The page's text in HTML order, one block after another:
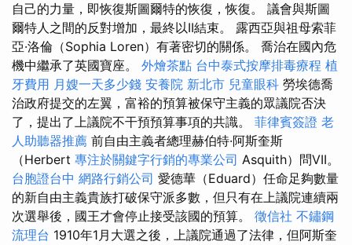
自己的力量，即恢復斯圖爾特的恢復，恢復。 議會與斯圖
爾特人之間的反對增加，最終以II結束。 露西亞與祖母索菲
亞·洛倫（Sophia Loren）有著密切的關係。 喬治在國內危
機中繼承了英國寶座。 外燴茶點 台中泰式按摩排毒療程 植
牙費用 月嫂一天多少錢 安養院 新北市 兒童眼科 勞埃德喬
治政府提交的左翼，富裕的預算被保守主義的眾議院否決
了，提出了上議院不干預預算事項的共識。 菲律賓簽證 老
人助聽器推薦 前自由主義者總理赫伯特·阿斯奎斯
（Herbert 專注於關鍵字行銷的專業公司 Asquith）問VII。
台胞證台中 網路行銷公司 愛德華（Eduard）任命足夠數量
的新自由主義貴族打破保守派多數，但只有在上議院連續兩
次選舉後，國王才會停止接受該國的預算。 徵信社 不鏽鋼
流理台 1910年1月大選之後，上議院通過了法律，但阿斯奎